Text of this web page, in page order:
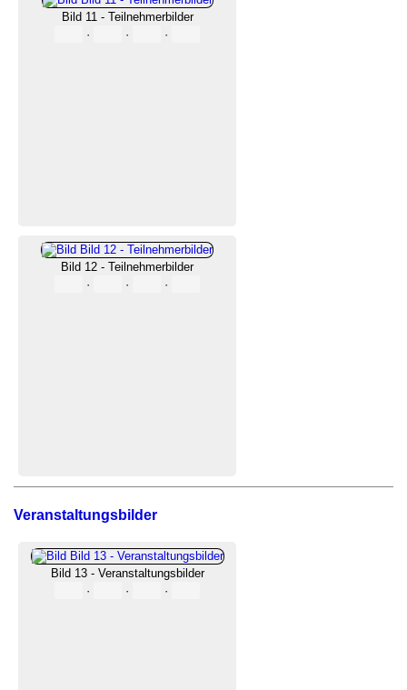
Bild 11 - Teilnehmerbilder
·
· ·
Bild 12 - Teilnehmerbilder
·
· ·
Veranstaltungsbilder
Bild 13 - Veranstaltungsbilder
·
· ·